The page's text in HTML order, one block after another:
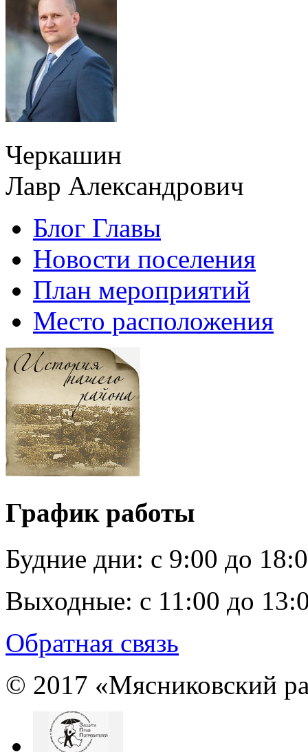
Черкашин
Лавр Александрович
Блог Главы
Новости поселения
План мероприятий
Место расположения
График работы
Будние дни: c 9:00 до
Выходные: с 11:00 до
Обратная связь
© 2017 «Мясниковский